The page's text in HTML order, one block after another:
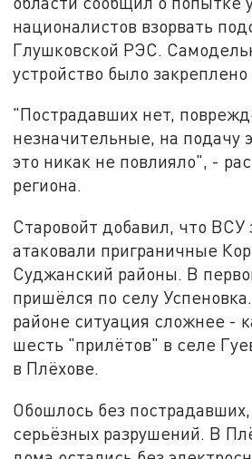
националистов взорвать
Глушковской РЭС.
устройство было
"Пострадавших нет,
незначительные, на подачу
это никак не повлияло", -
региона.
Старовойт добавил, что
атаковали приграничные
Суджанский районы. В
пришёлся по селу
районе ситуация сложнее -
шесть "прилётов" в селе
в Плёхове.
Обошлось без
серьёзных разрушений. В